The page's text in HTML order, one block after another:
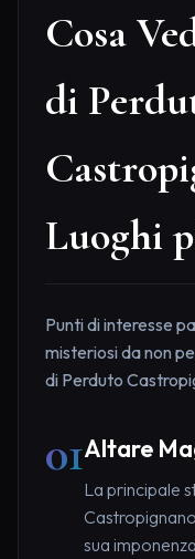
Cosa
di
Luoghi
Punti di interesse
misteriosi da non
di Perduto
01Altare
La principale
sua